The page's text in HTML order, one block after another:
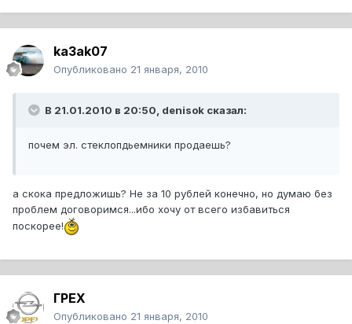
ka3ak07
Опубликовано 21 января, 2010
В 21.01.2010 в 20:50, denisok сказал:
почем эл. стеклопдьемники продаешь?
а скока предложишь? Не за 10 рублей конечно, но думаю без
проблем договоримся...ибо хочу от всего избавиться
поскорее!
ГРЕХ
Опубликовано 21 января, 2010